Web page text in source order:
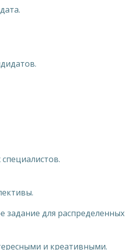
задание для распределенных
и креативными.